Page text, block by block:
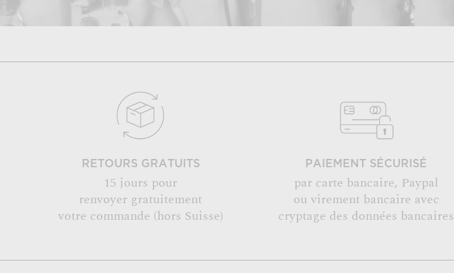
RETOURS GRATUITS
15 jours pour
renvoyer gratuitement
votre commande (hors Suisse)
PAIEMENT SÉCURISÉ
par carte bancaire, Paypal
ou virement bancaire avec
cryptage des données bancaires